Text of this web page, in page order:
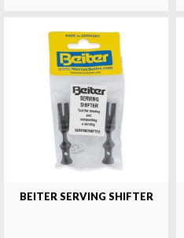
BEITER SERVING SHIFTER